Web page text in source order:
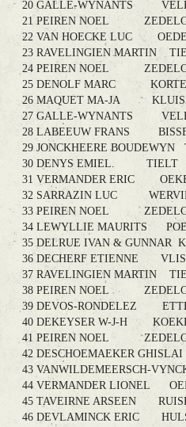
20 GALLE-WYNANTS
21 PEIREN NOEL
22 VAN HOECKE LUC
23 RAVELINGIEN MARTIN
24 PEIREN NOEL
25 DENOLF MARC
26 MAQUET MA-JA
27 GALLE-WYNANTS
28 LABEEUW FRANS
29 JONCKHEERE
30 DENYS EMIEL. TIELT
31 VERMANDER ERIC
32 SARRAZIN LUC
33 PEIREN NOEL
34 LEWYLLIE MAURITS
35 DELRUE IVAN &
36 DECHERF ETIENNE
37 RAVELINGIEN MARTIN
38 PEIREN NOEL
39 DEVOS-RONDELEZ
40 DEKEYSER W-J-H
41 PEIREN NOEL
42 DESCHOEMAEKER
43 VANWILDEMEERSCH-
44 VERMANDER LIONEL
45 TAVEIRNE ARSEEN
46 DEVLAMINCK ERIC